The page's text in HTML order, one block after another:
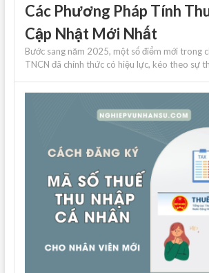
Các Phương Pháp Tính
Cập Nhật Mới Nhất
Bước sang năm 2025, một số điểm mới trong
TNCN đã chính thức có hiệu lực, kéo theo sự